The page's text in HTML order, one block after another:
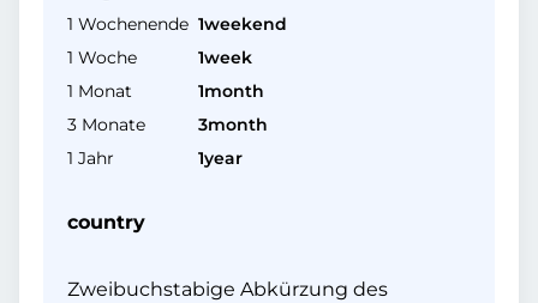
1 Wochenende 1weekend
1 Woche
1week
1 Monat
1month
3 Monate
3month
1 Jahr
1year
country
Zweibuchstabige Abkürzung des